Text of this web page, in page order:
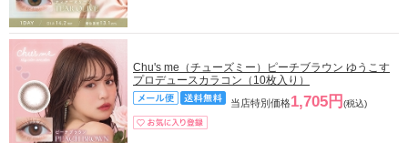
Chu's me（チューズミー）ピーチブラウン ゆうこす
プロデュースカラコン（10枚入り）
当店特別価格1,705円 (税込)